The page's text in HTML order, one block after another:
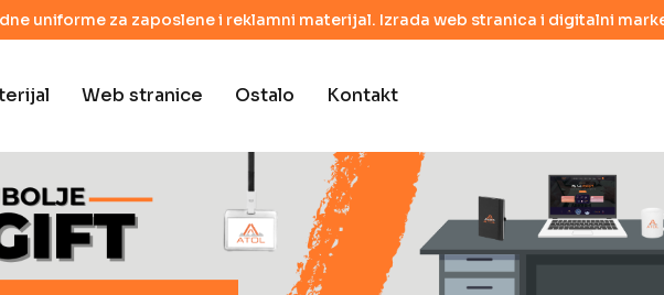
uniforme za zaposlene i reklamni materijal. Izrada web stranica i digitalni
Web stranice Ostalo Kontakt